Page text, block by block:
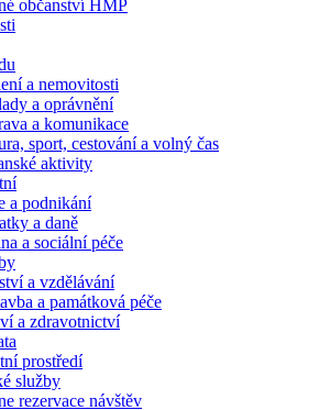
občanství HMP
a nemovitosti
a oprávnění
a komunikace
sport, cestování a volný čas
aktivity
a podnikání
a daně
a sociální péče
a vzdělávání
a památková péče
a zdravotnictví
prostředí
služby
rezervace návštěv